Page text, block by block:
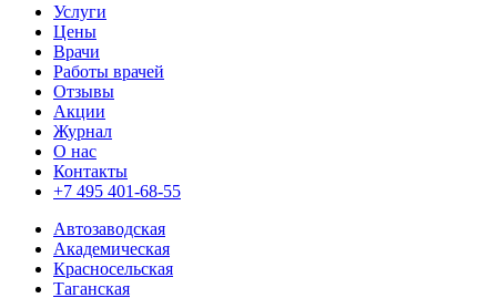
Услуги
Цены
Врачи
Работы врачей
Отзывы
Акции
Журнал
О нас
Контакты
+7 495 401-68-55
Автозаводская
Академическая
Красносельская
Таганская